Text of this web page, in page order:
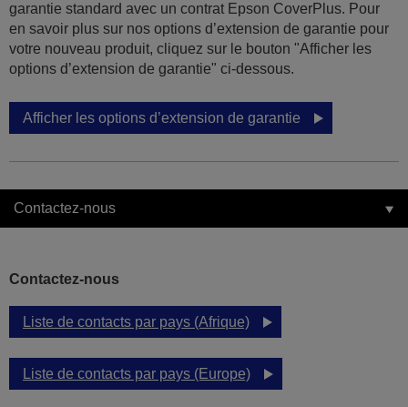
garantie standard avec un contrat Epson CoverPlus. Pour
en savoir plus sur nos options d’extension de garantie pour
votre nouveau produit, cliquez sur le bouton "Afficher les
options d’extension de garantie" ci-dessous.
Afficher les options d’extension de garantie
Contactez-nous
Contactez-nous
Liste de contacts par pays (Afrique)
Liste de contacts par pays (Europe)